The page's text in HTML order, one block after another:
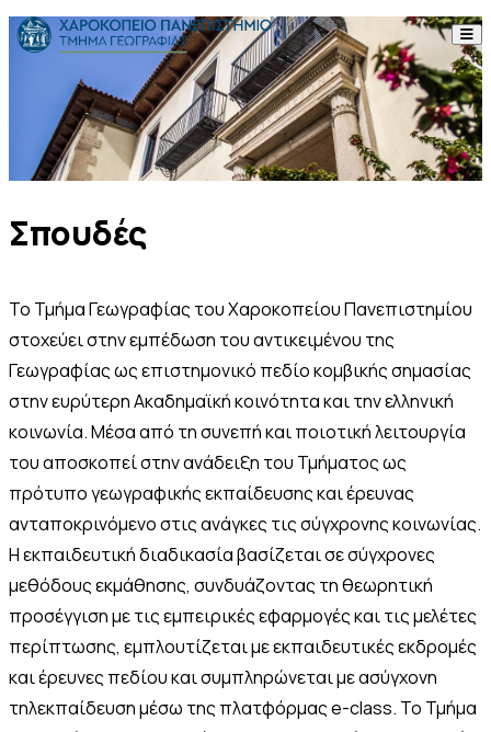
Skip to content
Το Τμήμα
Σπουδές
Προσωπικό
Ανακοινώσεις
Σπουδές
Το Τμήμα Γεωγραφίας του Χαροκοπείου Πανεπιστημίου
στοχεύει στην εμπέδωση του αντικειμένου της
Γεωγραφίας ως επιστημονικό πεδίο κομβικής σημασίας
στην ευρύτερη Ακαδημαϊκή κοινότητα και την ελληνική
κοινωνία. Μέσα από τη συνεπή και ποιοτική λειτουργία
του αποσκοπεί στην ανάδειξη του Τμήματος ως
πρότυπο γεωγραφικής εκπαίδευσης και έρευνας
ανταποκρινόμενο στις ανάγκες τις σύγχρονης κοινωνίας.
Η εκπαιδευτική διαδικασία βασίζεται σε σύγχρονες
μεθόδους εκμάθησης, συνδυάζοντας τη θεωρητική
προσέγγιση με τις εμπειρικές εφαρμογές και τις μελέτες
περίπτωσης, εμπλουτίζεται με εκπαιδευτικές εκδρομές
και έρευνες πεδίου και συμπληρώνεται με ασύγχονη
τηλεκπαίδευση μέσω της πλατφόρμας e-class. Το Τμήμα